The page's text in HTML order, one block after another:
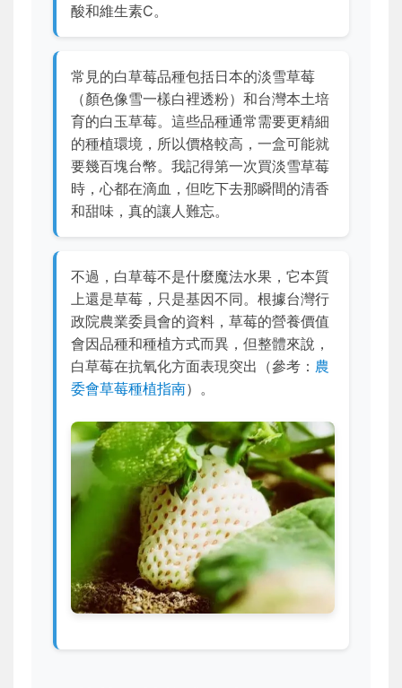
酸和維生素C。
常見的白草莓品種包括日本的淡雪草莓
（顏色像雪一樣白裡透粉）和台灣本土培
育的白玉草莓。這些品種通常需要更精細
的種植環境，所以價格較高，一盒可能就
要幾百塊台幣。我記得第一次買淡雪草莓
時，心都在滴血，但吃下去那瞬間的清香
和甜味，真的讓人難忘。
不過，白草莓不是什麼魔法水果，它本質
上還是草莓，只是基因不同。根據台灣行
政院農業委員會的資料，草莓的營養價值
會因品種和種植方式而異，但整體來說，
白草莓在抗氧化方面表現突出（參考： 農
委會草莓種植指南）。